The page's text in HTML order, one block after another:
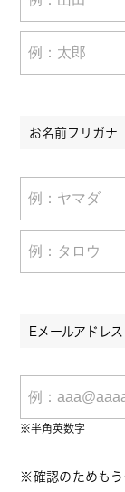
お名前フリガナ
Eメールアドレス
※半角英数字
※確認のためもう